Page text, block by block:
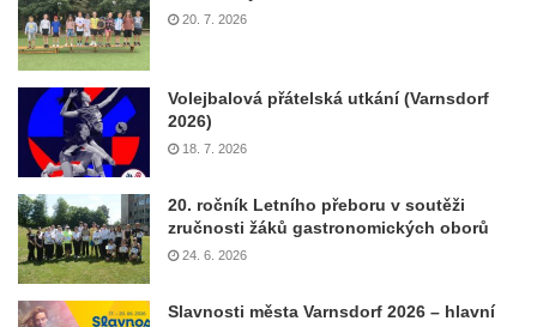
20. 7. 2026
Volejbalová přátelská utkání (Varnsdorf
2026)
18. 7. 2026
20. ročník Letního přeboru v soutěži
zručnosti žáků gastronomických oborů
24. 6. 2026
Slavnosti města Varnsdorf 2026 – hlavní